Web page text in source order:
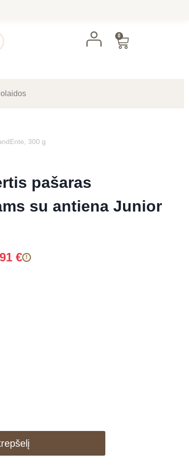
0
300 g
pašaras
su antiena Junior
€ !